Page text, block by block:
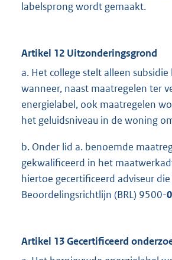
labelsprong wordt gemaakt.
Artikel 12 Uitzonderingsgrond
a. Het college stelt alleen
wanneer, naast maatregelen ter
energielabel, ook maatregelen
het geluidsniveau in de woning
b. Onder lid a. benoemde
gekwalificeerd in het
hiertoe gecertificeerd adviseur
Beoordelingsrichtlijn (BRL) 9500-
Artikel 13 Gecertificeerd